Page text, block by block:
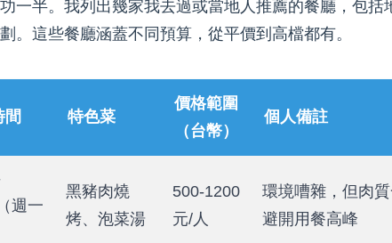
一半。我列出幾家我去過或當地人推薦的餐廳，包括
。這些餐廳涵蓋不同預算，從平價到高檔都有。
間 特色菜
價格範圍
（台幣）
個人備註
週一
黑豬肉燒
烤、泡菜湯
500-1200
元/人
環境嘈雜，但肉
避開用餐高峰